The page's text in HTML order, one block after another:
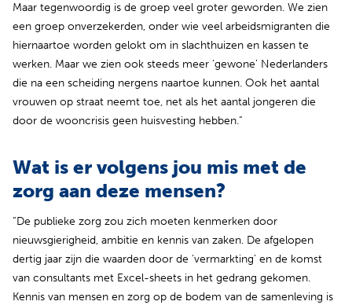
Maar tegenwoordig is de groep veel groter geworden. We zien
een groep onverzekerden, onder wie veel arbeidsmigranten die
hiernaartoe worden gelokt om in slachthuizen en kassen te
werken. Maar we zien ook steeds meer ‘gewone’ Nederlanders
die na een scheiding nergens naartoe kunnen. Ook het aantal
vrouwen op straat neemt toe, net als het aantal jongeren die
door de wooncrisis geen huisvesting hebben.”
Wat is er volgens jou mis met de
zorg aan deze mensen?
“De publieke zorg zou zich moeten kenmerken door
nieuwsgierigheid, ambitie en kennis van zaken. De afgelopen
dertig jaar zijn die waarden door de ‘vermarkting’ en de komst
van consultants met Excel-sheets in het gedrang gekomen.
Kennis van mensen en zorg op de bodem van de samenleving is